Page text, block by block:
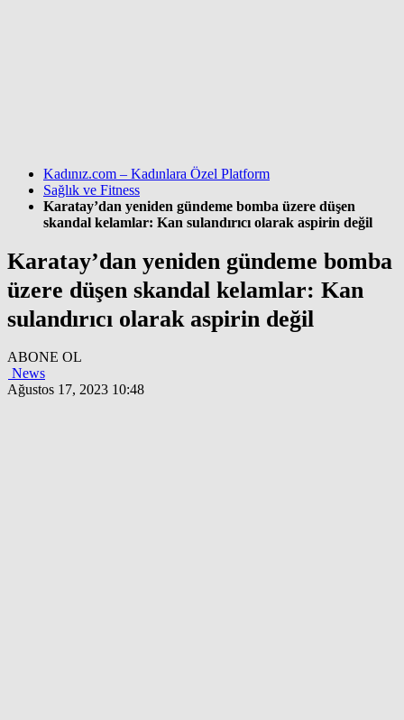
Kadınız.com – Kadınlara Özel Platform
Sağlık ve Fitness
Karatay’dan yeniden gündeme bomba üzere düşen
skandal kelamlar: Kan sulandırıcı olarak aspirin değil
Karatay’dan yeniden gündeme bomba
üzere düşen skandal kelamlar: Kan
sulandırıcı olarak aspirin değil
ABONE OL
News
Ağustos 17, 2023 10:48